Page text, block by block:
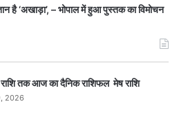
है ‘अखाड़ा’, – भोपाल में हुआ पुस्तक का विमोचन
तक आज का दैनिक राशिफल मेष राशि
2026